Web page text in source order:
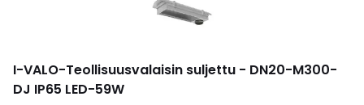
I-VALO-Teollisuusvalaisin suljettu - DN20-M300-
DJ IP65 LED-59W